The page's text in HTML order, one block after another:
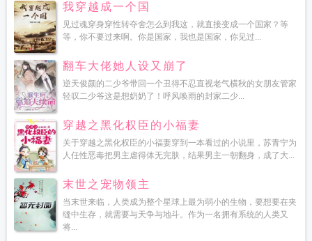
我穿越成一个国
见过魂穿身穿性转夺舍怎么到我这，就直接变成一个国家？等
等，你不要过来啊。你是国家，我也是国家，你见过...
翻车大佬她人设又崩了
逆天俊颜的二少爷带回一个丑得不忍直视老气横秋的女朋友管家
轻叹二少爷这是想奶奶了！呼风唤雨的封家二少...
穿越之黑化权臣的小福妻
关于穿越之黑化权臣的小福妻穿到一本看过的小说里，苏青宁为
人任性恶毒把男主虐得体无完肤，结果男主一朝翻身，成了大...
末世之宠物领主
当末世来临，人类成为整个星球上最为弱小的生物，要想要在夹
缝中生存，就需要与天争与地斗。作为一名拥有系统的人类又
将...